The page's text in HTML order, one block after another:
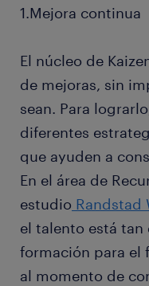
1.Mejora continua
El núcleo de
de mejoras, sin
sean. Para
diferentes
que ayuden a
En el área de
estudio Randstad
el talento está tan
formación para el
al momento de